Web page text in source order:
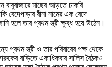
বাবুবাজারে মাছের আড়তে চাকরি
বেদেপাড়ার রীনা নামের এক বেদে
হলে তার প্রথম স্ত্রী ক্ষুব্ধ হয়ে উঠেন।
প্রথম স্ত্রী ও তার পরিবারের পক্ষ থেকে
বাড়িতে একাধিকবার সালিস বৈঠকও